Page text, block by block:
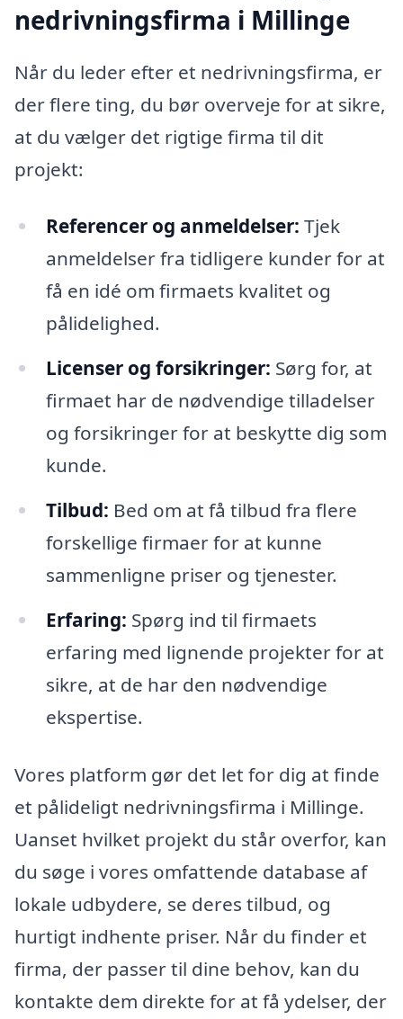
nedrivningsfirma i Millinge
Når du leder efter et nedrivningsfirma, er
der flere ting, du bør overveje for at sikre,
at du vælger det rigtige firma til dit
projekt:
Referencer og anmeldelser: Tjek
anmeldelser fra tidligere kunder for at
få en idé om firmaets kvalitet og
pålidelighed.
Licenser og forsikringer: Sørg for, at
firmaet har de nødvendige tilladelser
og forsikringer for at beskytte dig som
kunde.
Tilbud: Bed om at få tilbud fra flere
forskellige firmaer for at kunne
sammenligne priser og tjenester.
Erfaring: Spørg ind til firmaets
erfaring med lignende projekter for at
sikre, at de har den nødvendige
ekspertise.
Vores platform gør det let for dig at finde
et pålideligt nedrivningsfirma i Millinge.
Uanset hvilket projekt du står overfor, kan
du søge i vores omfattende database af
lokale udbydere, se deres tilbud, og
hurtigt indhente priser. Når du finder et
firma, der passer til dine behov, kan du
kontakte dem direkte for at få ydelser, der